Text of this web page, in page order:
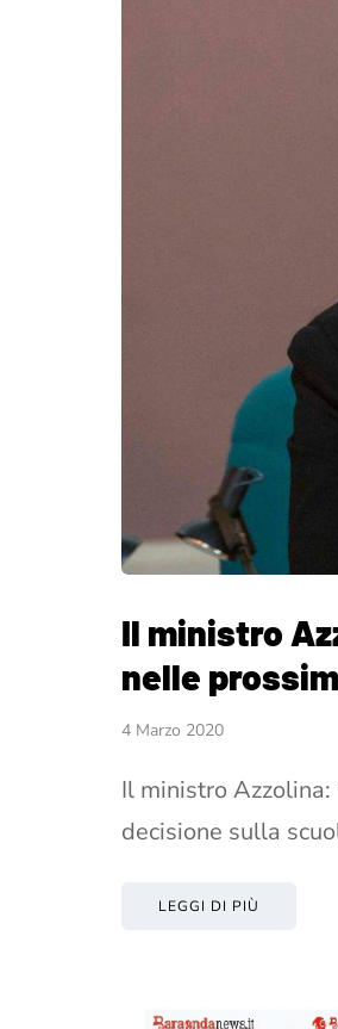
Il ministro
nelle
4 Marzo 2020
Il ministro Azzolina:
decisione sulla
LEGGI DI PIÙ